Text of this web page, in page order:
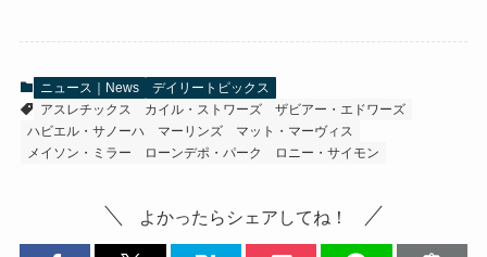
ニュース｜News
デイリートピックス
アスレチックス
カイル・ストワーズ
ザビアー・エドワーズ
ハビエル・サノーハ
マーリンズ
マット・マーヴィス
メイソン・ミラー
ローンデポ・パーク ロニー・サイモン
よかったらシェアしてね！